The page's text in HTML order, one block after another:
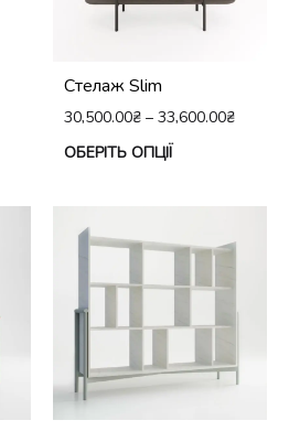
товар
варіантів.
Параметри
вибрати
сторінці
товару
Стелаж Slim
30,500.00₴ – 33,600.00₴
ОБЕРІТЬ ОПЦІЇ